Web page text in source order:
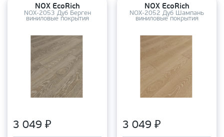
NOX EcoRich
NOX-2053 Дуб Берген
виниловые покрытия
3 049 ₽
NOX EcoRich
NOX-2052 Дуб Шампань
виниловые покрытия
3 049 ₽